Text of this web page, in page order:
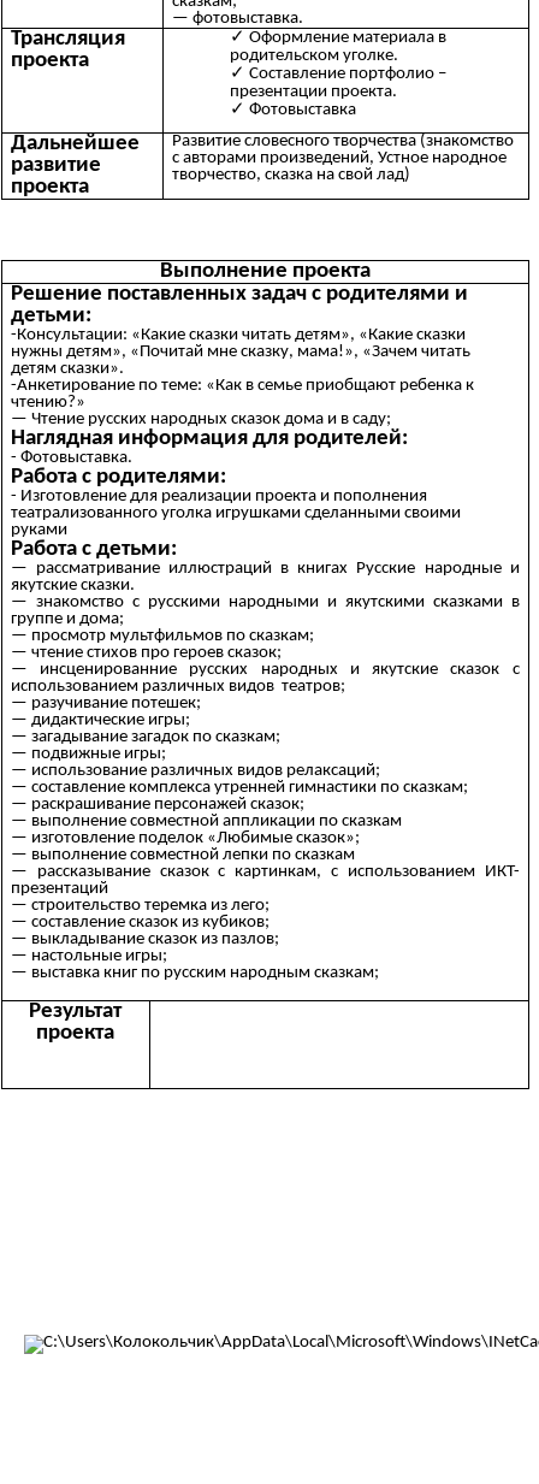
— фотовыставка.
Трансляция
проекта
Оформление материала в
родительском уголке.
Составление портфолио –
презентации проекта.
Фотовыставка
Дальнейшее
развитие
проекта
Развитие словесного творчества (знакомство
с авторами произведений, Устное народное
творчество, сказка на свой лад)
Выполнение проекта
Решение поставленных задач с родителями и
детьми:
-Консультации: «Какие сказки читать детям», «Какие сказки
нужны детям», «Почитай мне сказку, мама!», «Зачем читать
детям сказки».
-Анкетирование по теме: «Как в семье приобщают ребенка к
чтению?»
— Чтение русских народных сказок дома и в саду;
Наглядная информация для родителей:
- Фотовыставка.
Работа с родителями:
- Изготовление для реализации проекта и пополнения
театрализованного уголка игрушками сделанными своими
руками
Работа с детьми:
— рассматривание иллюстраций в книгах Русские народные и
якутские сказки.
— знакомство с русскими народными и якутскими сказками в
группе и дома;
— просмотр мультфильмов по сказкам;
— чтение стихов про героев сказок;
— инсценированние русских народных и якутские сказок с
использованием различных видов театров;
— разучивание потешек;
— дидактические игры;
— загадывание загадок по сказкам;
— подвижные игры;
— использование различных видов релаксаций;
— составление комплекса утренней гимнастики по сказкам;
— раскрашивание персонажей сказок;
— выполнение совместной аппликации по сказкам
— изготовление поделок «Любимые сказок»;
— выполнение совместной лепки по сказкам
— рассказывание сказок с картинкам, с использованием ИКТ-
презентаций
— строительство теремка из лего;
— составление сказок из кубиков;
— выкладывание сказок из пазлов;
— настольные игры;
— выставка книг по русским народным сказкам;
Результат
проекта